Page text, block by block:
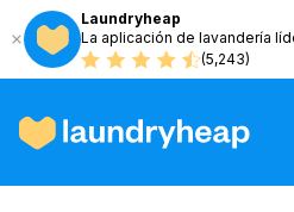
Laundryheap
La aplicación de lavandería
(5,243)
Cómo funciona